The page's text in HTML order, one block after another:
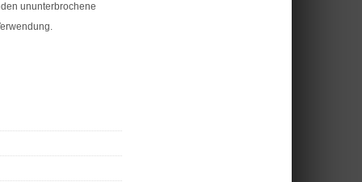
ununterbrochene